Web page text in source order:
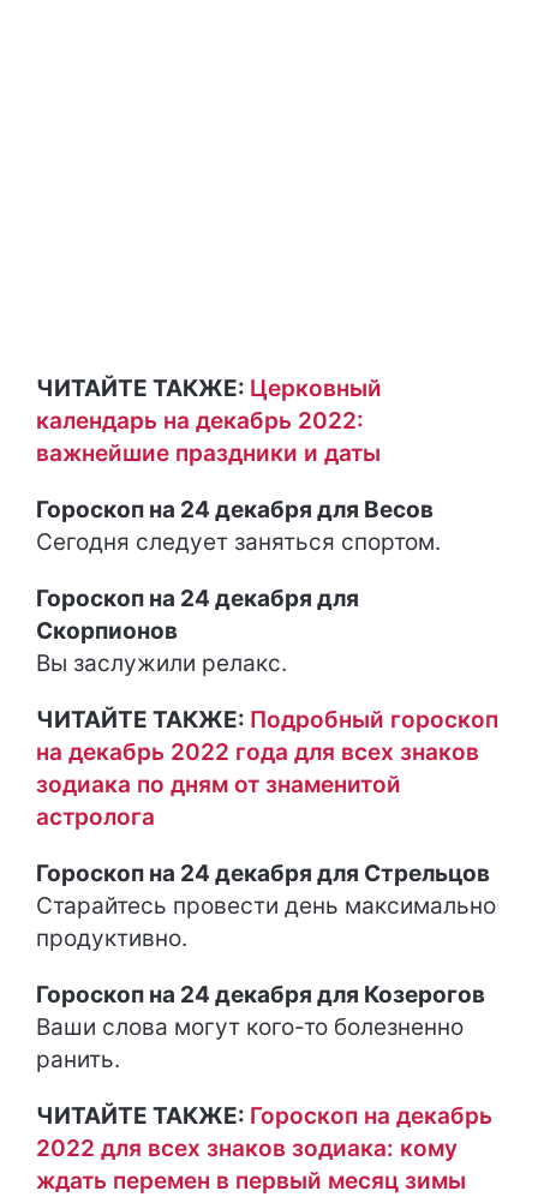
ЧИТАЙТЕ ТАКЖЕ: Церковный
календарь на декабрь 2022:
важнейшие праздники и даты
Гороскоп на 24 декабря для Весов
Сегодня следует заняться спортом.
Гороскоп на 24 декабря для
Скорпионов
Вы заслужили релакс.
ЧИТАЙТЕ ТАКЖЕ: Подробный гороскоп
на декабрь 2022 года для всех знаков
зодиака по дням от знаменитой
астролога
Гороскоп на 24 декабря для Стрельцов
Старайтесь провести день максимально
продуктивно.
Гороскоп на 24 декабря для Козерогов
Ваши слова могут кого-то болезненно
ранить.
ЧИТАЙТЕ ТАКЖЕ: Гороскоп на декабрь
2022 для всех знаков зодиака: кому
ждать перемен в первый месяц зимы